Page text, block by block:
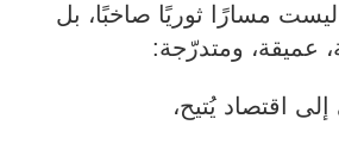
ليست مسارًا ثوريًا صاخبًا، بل
عميقة، ومتدرّجة:
اقتصاد يُتيح،